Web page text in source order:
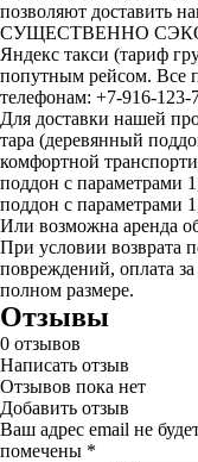
позволяют доставить
СУЩЕСТВЕННО
Яндекс такси (тариф
попутным рейсом. Все
телефонам: +7-916-123-
Для доставки нашей
тара (деревянный
комфортной
поддон с параметрами
поддон с параметрами
Или возможна аренда
При условии возврата
повреждений, оплата
полном размере.
Отзывы
0 отзывов
Написать отзыв
Отзывов пока нет
Добавить отзыв
Ваш адрес email не
помечены *